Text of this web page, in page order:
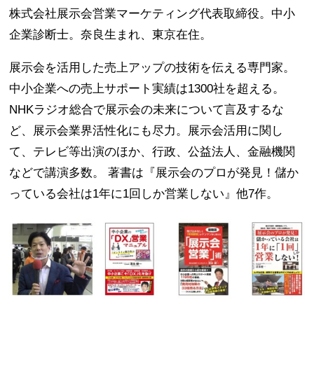
株式会社展示会営業マーケティング代表取締役。中小
企業診断士。奈良生まれ、東京在住。
展示会を活用した売上アップの技術を伝える専門家。
中小企業への売上サポート実績は1300社を超える。
NHKラジオ総合で展示会の未来について言及するな
ど、展示会業界活性化にも尽力。展示会活用に関し
て、テレビ等出演のほか、行政、公益法人、金融機関
などで講演多数。 著書は『展示会のプロが発見！儲か
っている会社は1年に1回しか営業しない』他7作。